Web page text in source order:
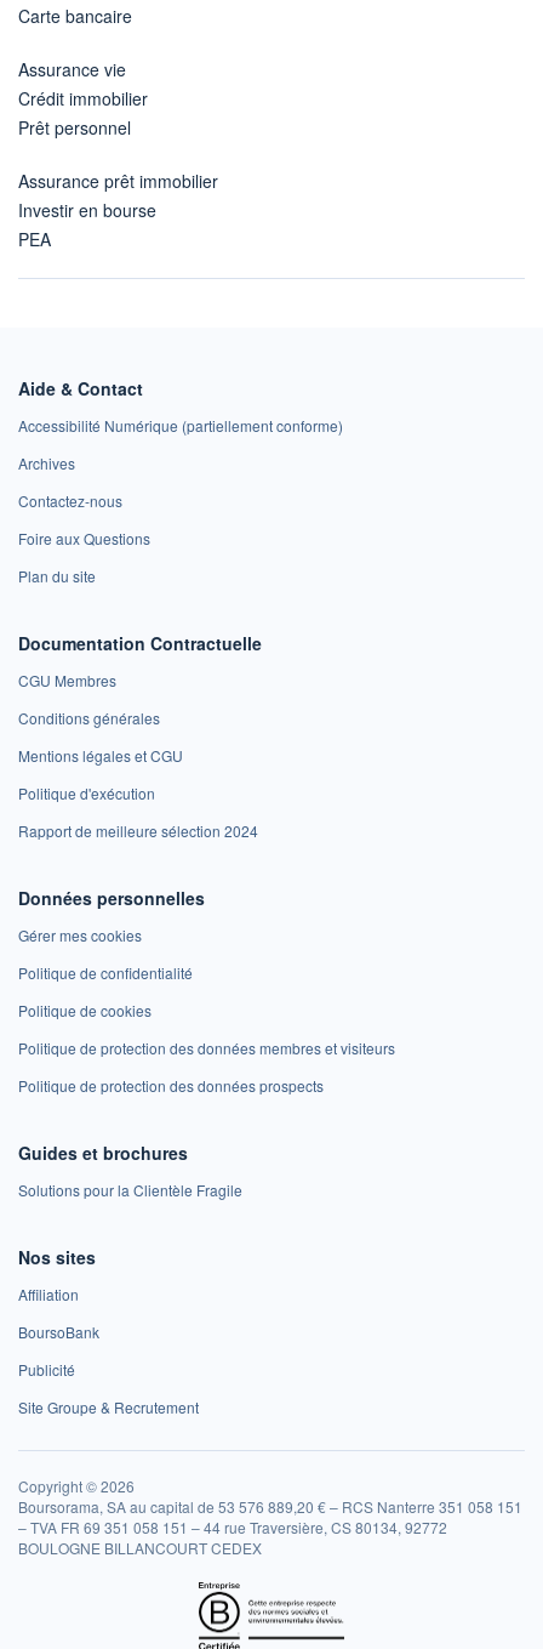
Carte bancaire
Assurance vie
Crédit immobilier
Prêt personnel
Assurance prêt immobilier
Investir en bourse
PEA
Aide & Contact
Accessibilité Numérique (partiellement conforme)
Archives
Contactez-nous
Foire aux Questions
Plan du site
Documentation Contractuelle
CGU Membres
Conditions générales
Mentions légales et CGU
Politique d'exécution
Rapport de meilleure sélection 2024
Données personnelles
Gérer mes cookies
Politique de confidentialité
Politique de cookies
Politique de protection des données membres et visiteurs
Politique de protection des données prospects
Guides et brochures
Solutions pour la Clientèle Fragile
Nos sites
Affiliation
BoursoBank
Publicité
Site Groupe & Recrutement
Copyright © 2026
Boursorama, SA au capital de 53 576 889,20 € – RCS Nanterre 351 058 151
– TVA FR 69 351 058 151 – 44 rue Traversière, CS 80134, 92772
BOULOGNE BILLANCOURT CEDEX